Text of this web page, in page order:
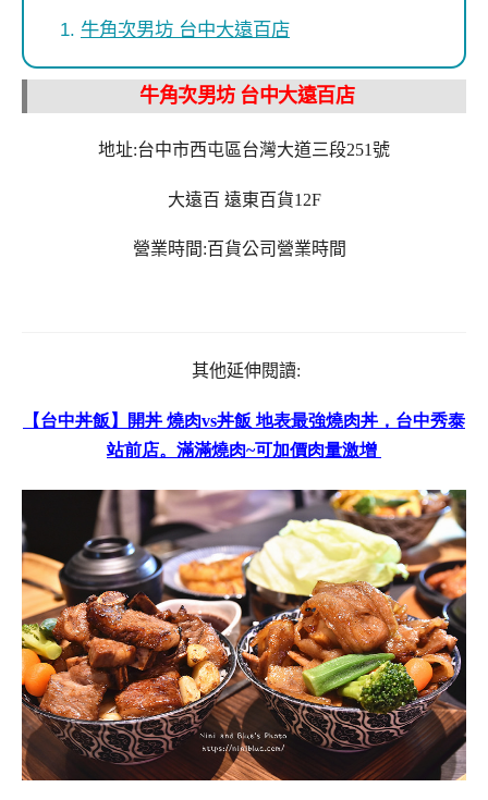
牛角次男坊 台中大遠百店
牛角次男坊 台中大遠百店
地址:台中市西屯區台灣大道三段251號
大遠百 遠東百貨12F
營業時間:百貨公司營業時間
其他延伸閱讀:
【台中丼飯】開丼 燒肉vs丼飯 地表最強燒肉丼，台中秀泰
站前店。滿滿燒肉~可加價肉量激增